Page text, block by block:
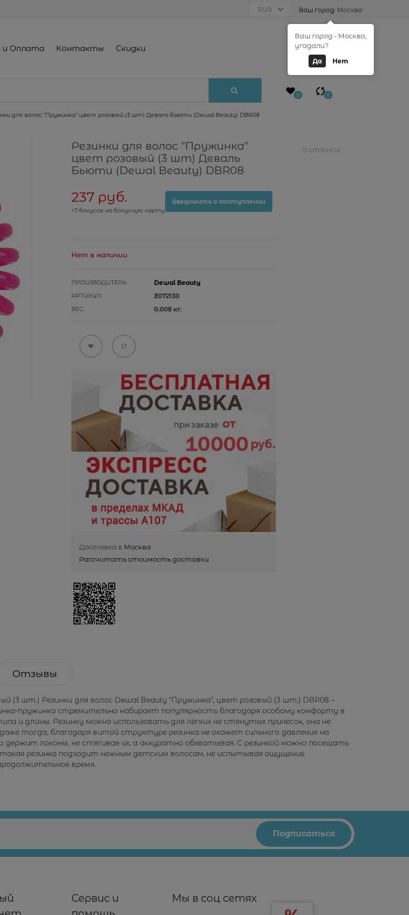
Ваш город: Москва
и Оплата Контакты Скидки
0
0 0
для волос "Пружинка" цвет розовый (3 шт) Деваль Бьюти (Dewal Beauty) DBR08
Резинки для волос "Пружинка"
цвет розовый (3 шт) Деваль
Бьюти (Dewal Beauty) DBR08
237 руб.
+7 бонусов на бонусную карту
Уведомить о поступлении
Нет в наличии
ПРОИЗВОДИТЕЛЬ: Dewal Beauty
АРТИКУЛ: Z072130
ВЕС: 0.008кг.
Доставка в Москва
Рассчитать стоимость доставки
0 отзывов
Отзывы
(3 шт.) Резинки для волос Dewal Beauty "Пружинка", цвет розовый (3 шт.) DBR08 –
пружинка стремительно набирает популярность благодаря особому комфорту в
и длины. Резинку можно использовать для лёгких не стянутых причёсок, она не
тогда, благодаря витой структуре резинка не окажет сильного давления на
локоны, не стягивая их, а аккуратно обхватывая. С резинкой можно посещать
резинка подходит нежным детским волосам, не испытывая ощущение
время.
Сервис и
Мы в соц сетях
Ваш город - Москва,
угадали?
Да Нет